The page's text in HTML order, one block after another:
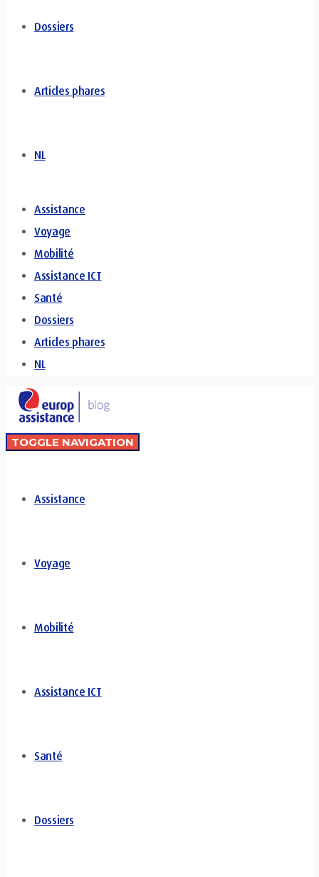
Dossiers
Articles phares
NL
Assistance
Voyage
Mobilité
Assistance ICT
Santé
Dossiers
Articles phares
NL
TOGGLE NAVIGATION
Assistance
Voyage
Mobilité
Assistance ICT
Santé
Dossiers